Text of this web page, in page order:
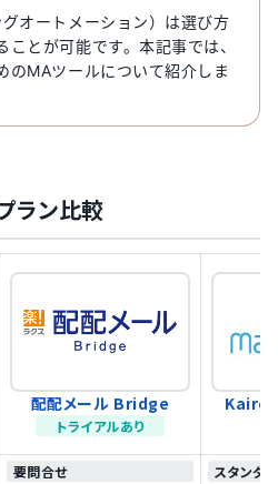
オートメーション）は選び方
とが可能です。本記事では、
のMAツールについて紹介しま
ラン比較
配配メール Bridge
トライアルあり
要問合せ
スタンダ